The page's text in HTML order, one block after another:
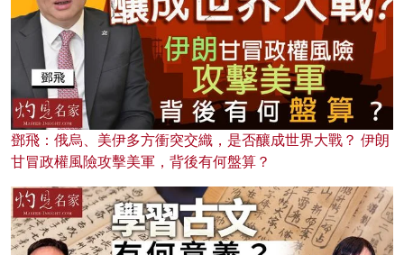
鄧飛：俄烏、美伊多方衝突交織，是否釀成世界大戰？ 伊朗
甘冒政權風險攻擊美軍，背後有何盤算？